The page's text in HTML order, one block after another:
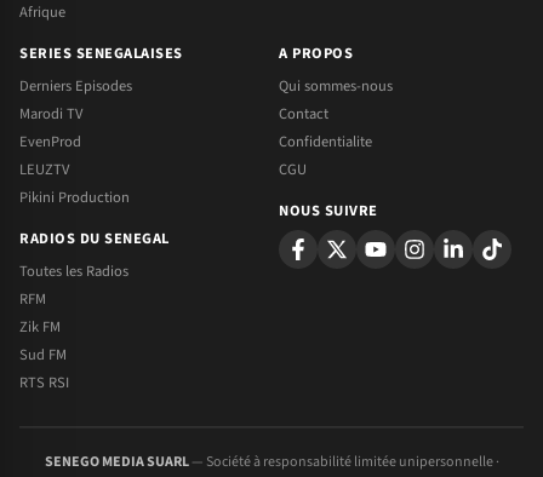
Afrique
SERIES SENEGALAISES
Derniers Episodes
Marodi TV
EvenProd
LEUZTV
Pikini Production
RADIOS DU SENEGAL
Toutes les Radios
RFM
Zik FM
Sud FM
RTS RSI
A PROPOS
Qui sommes-nous
Contact
Confidentialite
CGU
NOUS SUIVRE
SENEGO MEDIA SUARL— Société à responsabilité limitée unipersonnelle ·